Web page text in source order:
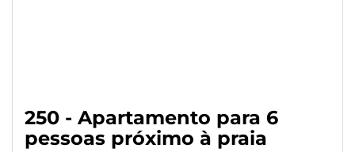
250 - Apartamento para 6
pessoas próximo à praia